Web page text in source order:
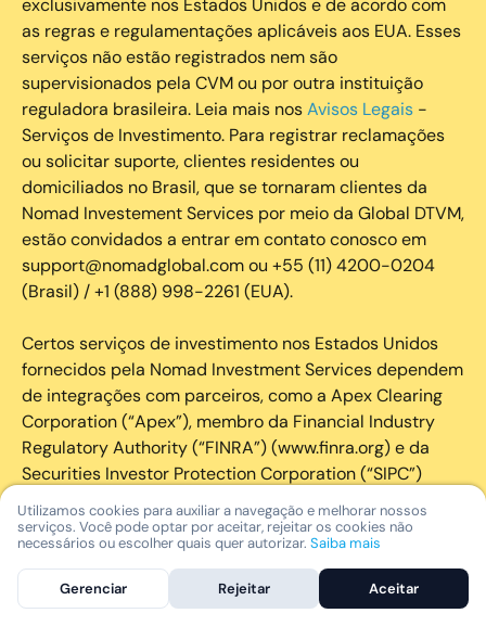
exclusivamente nos Estados Unidos e de acordo com
as regras e regulamentações aplicáveis aos EUA. Esses
serviços não estão registrados nem são
supervisionados pela CVM ou por outra instituição
reguladora brasileira. Leia mais nosAvisos Legais -
Serviços de Investimento. Para registrar reclamações
ou solicitar suporte, clientes residentes ou
domiciliados no Brasil, que se tornaram clientes da
Nomad Investement Services por meio da Global DTVM,
estão convidados a entrar em contato conosco em
support@nomadglobal.com ou +55 (11) 4200-0204
(Brasil) / +1 (888) 998-2261 (EUA).
Certos serviços de investimento nos Estados Unidos
fornecidos pela Nomad Investment Services dependem
de integrações com parceiros, como a Apex Clearing
Corporation (“Apex”), membro da Financial Industry
Regulatory Authority (“FINRA”) (www.finra.org) e da
Securities Investor Protection Corporation (“SIPC”)
(https://www.sipc.org/).
A SIPC protege os valores mobiliários de clientes de
seus membros em até US$ 250.000,00 para
reclamações de dinheiro. Brochura explicativa
Utilizamos cookies para auxiliar a navegação e melhorar nossos
serviços. Você pode optar por aceitar, rejeitar os cookies não
necessários ou escolher quais quer autorizar. Saiba mais
Gerenciar Rejeitar Aceitar